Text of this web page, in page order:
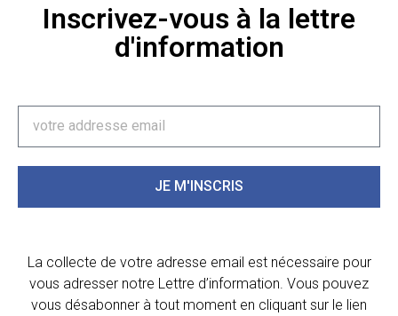
Inscrivez-vous à la lettre
d'information
JE M'INSCRIS
La collecte de votre adresse email est nécessaire pour
vous adresser notre Lettre d’information. Vous pouvez
vous désabonner à tout moment en cliquant sur le lien